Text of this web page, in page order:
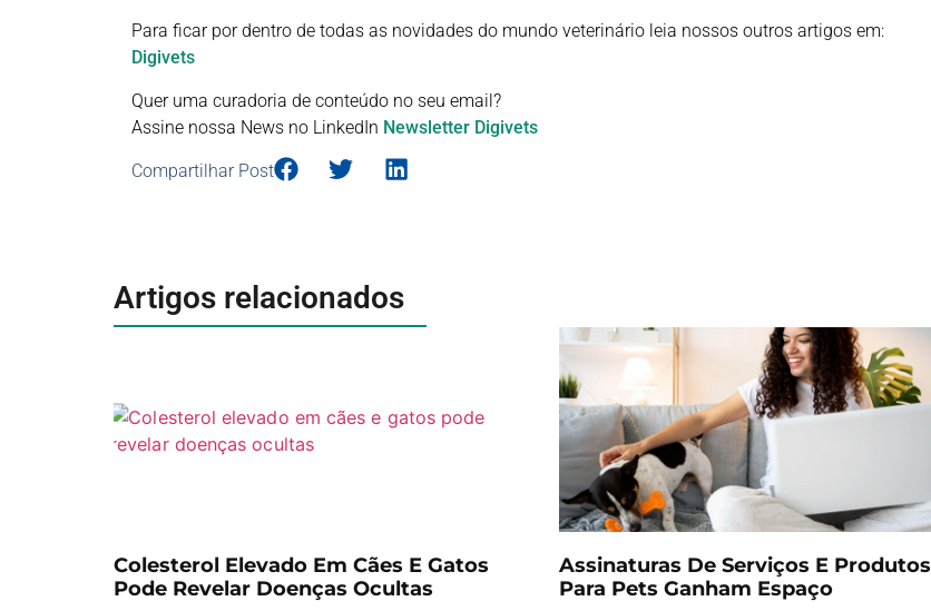
Para ficar por dentro de todas as novidades do mundo veterinário leia nossos outros artigos em:
Digivets
Quer uma curadoria de conteúdo no seu email?
Assine nossa News no LinkedIn Newsletter Digivets
Compartilhar Post
Artigos relacionados
Colesterol Elevado Em Cães E Gatos
Pode Revelar Doenças Ocultas
Assinaturas De Serviços E Produtos
Para Pets Ganham Espaço